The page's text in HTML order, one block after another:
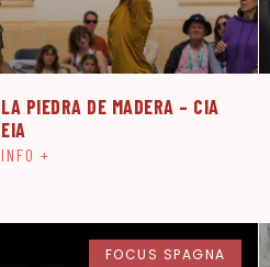
LA PIEDRA DE MADERA – CIA
EIA
INFO +
FOCUS SPAGNA